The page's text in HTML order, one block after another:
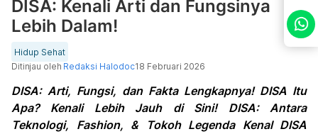
DISA: Kenali Arti dan Fungsinya
Lebih Dalam!
Hidup Sehat
Ditinjau oleh Redaksi Halodoc18 Februari 2026
DISA: Arti, Fungsi, dan Fakta Lengkapnya! DISA Itu
Apa? Kenali Lebih Jauh di Sini! DISA: Antara
Teknologi, Fashion, & Tokoh Legenda Kenal DISA